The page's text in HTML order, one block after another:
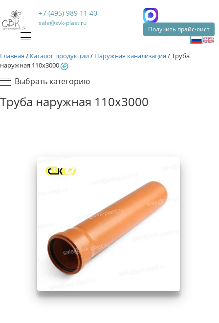
+7 (495) 989 11 40
sale@svk-plast.ru
Получить прайс-лист
Главная / Каталог продукции/ Наружная канализация /Труба
наружная 110х3000
Выбрать категорию
Труба наружная 110х3000